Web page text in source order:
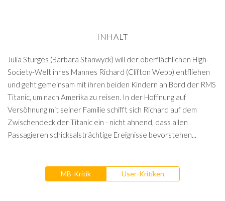
INHALT
Julia Sturges (Barbara Stanwyck) will der oberflächlichen High-
Society-Welt ihres Mannes Richard (Clifton Webb) entfliehen
und geht gemeinsam mit ihren beiden Kindern an Bord der RMS
Titanic, um nach Amerika zu reisen. In der Hoffnung auf
Versöhnung mit seiner Familie schifft sich Richard auf dem
Zwischendeck der Titanic ein - nicht ahnend, dass allen
Passagieren schicksalsträchtige Ereignisse bevorstehen...
MB-Kritik User-Kritiken